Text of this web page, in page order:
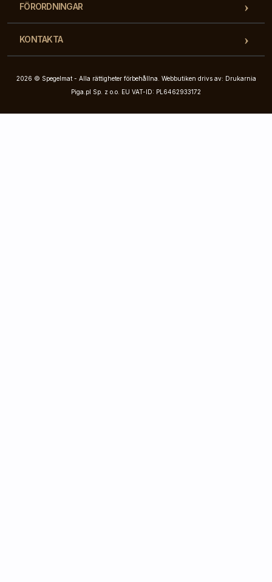
FÖRORDNINGAR
KONTAKTA
2026 © Spegelmat - Alla rättigheter förbehållna. Webbutiken drivs av: Drukarnia
Piga.pl Sp. z o.o. EU VAT-ID: PL6462933172